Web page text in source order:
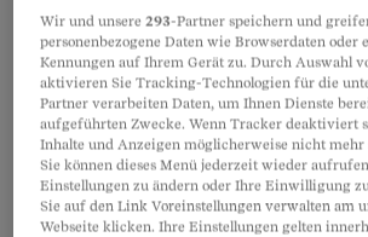
Vor allem jüngere Menschen
Schwerpunkt ihres Lebens in die
Kanäle verlegt und verbringen
Stunden. Manche sind ständig
Account. Doch leider scheint das
der sozialen Medien, mit anderen
zu sein, nicht zu halten. Den
Wir und unsere293-Partner speichern und
personenbezogene Daten wie Browserdaten oder
Kennungen auf Ihrem Gerät zu. Durch Auswahl
aktivieren Sie Tracking-Technologien für die
Partner verarbeiten Daten, um Ihnen Dienste
aufgeführten Zwecke. Wenn Tracker deaktiviert
Inhalte und Anzeigen möglicherweise nicht mehr
Sie können dieses Menü jederzeit wieder
Einstellungen zu ändern oder Ihre Einwilligung
Sie auf den Link Voreinstellungen verwalten am
Webseite klicken. Ihre Einstellungen gelten